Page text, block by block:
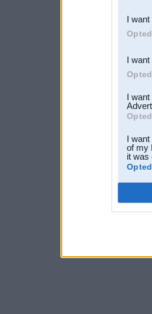
third
I
I
I
I
of my
it was